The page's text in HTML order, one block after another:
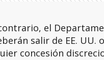
el
salir de EE. UU.
concesión